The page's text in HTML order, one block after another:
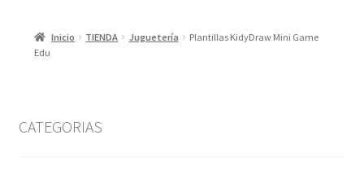
Inicio TIENDA Juguetería
Plantillas KidyDraw Mini Game
Edu
CATEGORIAS